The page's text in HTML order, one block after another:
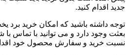
جدید اقدام کنید.
توجه داشته باشید که امکان خرید
نسبت خرید و سفارش محصول خود